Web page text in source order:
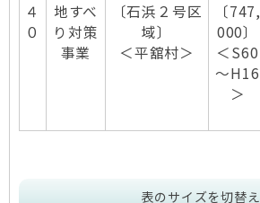
４
０
地すべ
り対策
事業
〔石浜２号区
域〕
＜平舘村＞
〔747,
000〕
＜S60
～H16
＞
表のサイズを切替え